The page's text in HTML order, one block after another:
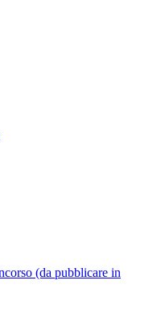
(da pubblicare in